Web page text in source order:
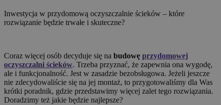
Inwestycja w przydomową oczyszczalnie ścieków – które
rozwiązanie będzie trwałe i skuteczne?
Coraz więcej osób decyduje się na budowę przydomowej
oczyszczalni ścieków. Trzeba przyznać, że zapewnia ona wygodę,
ale i funkcjonalność. Jest w zasadzie bezobsługowa. Jeżeli jeszcze
nie zdecydowaliście się na jej montaż, to przygotowaliśmy dla Was
krótki poradnik, gdzie przedstawimy więcej zalet tego rozwiązania.
Doradzimy też jakie będzie najlepsze?